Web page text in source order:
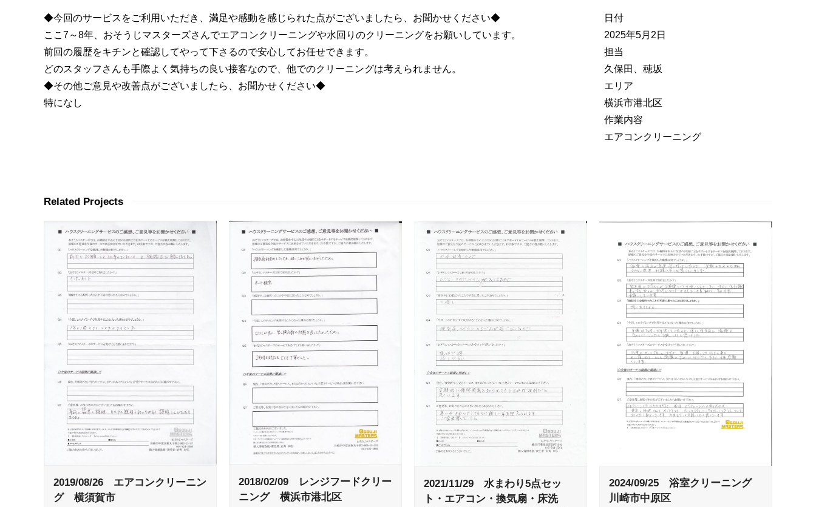
◆今回のサービスをご利用いただき、満足や感動を感じられた点がございましたら、お聞かせください◆
ここ7～8年、おそうじマスターズさんでエアコンクリーニングや水回りのクリーニングをお願いしています。
前回の履歴をキチンと確認してやって下さるので安心してお任せできます。
どのスタッフさんも手際よく気持ちの良い接客なので、他でのクリーニングは考えられません。
◆その他ご意見や改善点がございましたら、お聞かせください◆
特になし
日付
2025年5月2日
担当
久保田、穂坂
エリア
横浜市港北区
作業内容
エアコンクリーニング
Related Projects
2019/08/26 エアコンクリーニン
グ 横須賀市
2018/02/09 レンジフードクリー
ニング 横浜市港北区
2021/11/29 水まわり5点セッ
ト・エアコン・換気扇・床洗
2024/09/25 浴室クリーニング
川崎市中原区